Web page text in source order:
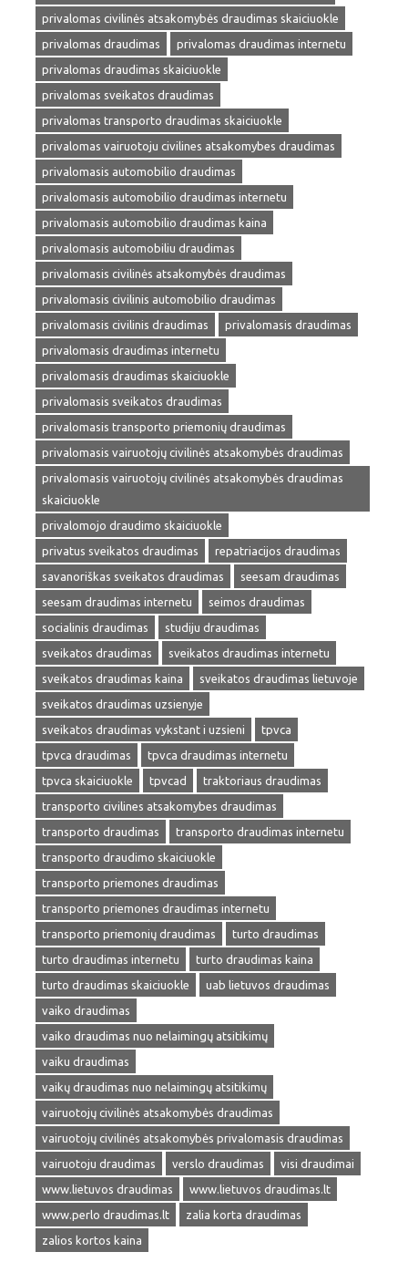
privalomas civilinės atsakomybės draudimas skaiciuokle
privalomas draudimas
privalomas draudimas internetu
privalomas draudimas skaiciuokle
privalomas sveikatos draudimas
privalomas transporto draudimas skaiciuokle
privalomas vairuotoju civilines atsakomybes draudimas
privalomasis automobilio draudimas
privalomasis automobilio draudimas internetu
privalomasis automobilio draudimas kaina
privalomasis automobiliu draudimas
privalomasis civilinės atsakomybės draudimas
privalomasis civilinis automobilio draudimas
privalomasis civilinis draudimas
privalomasis draudimas
privalomasis draudimas internetu
privalomasis draudimas skaiciuokle
privalomasis sveikatos draudimas
privalomasis transporto priemonių draudimas
privalomasis vairuotojų civilinės atsakomybės draudimas
privalomasis vairuotojų civilinės atsakomybės draudimas
skaiciuokle
privalomojo draudimo skaiciuokle
privatus sveikatos draudimas
repatriacijos draudimas
savanoriškas sveikatos draudimas
seesam draudimas
seesam draudimas internetu
seimos draudimas
socialinis draudimas
studiju draudimas
sveikatos draudimas
sveikatos draudimas internetu
sveikatos draudimas kaina
sveikatos draudimas lietuvoje
sveikatos draudimas uzsienyje
sveikatos draudimas vykstant i uzsieni
tpvca
tpvca draudimas
tpvca draudimas internetu
tpvca skaiciuokle
tpvcad
traktoriaus draudimas
transporto civilines atsakomybes draudimas
transporto draudimas
transporto draudimas internetu
transporto draudimo skaiciuokle
transporto priemones draudimas
transporto priemones draudimas internetu
transporto priemonių draudimas
turto draudimas
turto draudimas internetu
turto draudimas kaina
turto draudimas skaiciuokle
uab lietuvos draudimas
vaiko draudimas
vaiko draudimas nuo nelaimingų atsitikimų
vaiku draudimas
vaikų draudimas nuo nelaimingų atsitikimų
vairuotojų civilinės atsakomybės draudimas
vairuotojų civilinės atsakomybės privalomasis draudimas
vairuotoju draudimas
verslo draudimas
visi draudimai
www.lietuvos draudimas
www.lietuvos draudimas.lt
www.perlo draudimas.lt
zalia korta draudimas
zalios kortos kaina